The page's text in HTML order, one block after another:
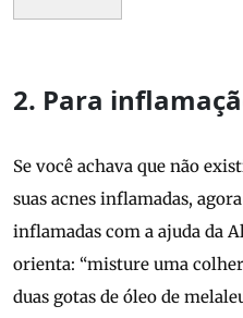
2. Para
Se você achava que não
suas acnes inflamadas,
inflamadas com a ajuda da
orienta: “misture uma
duas gotas de óleo de